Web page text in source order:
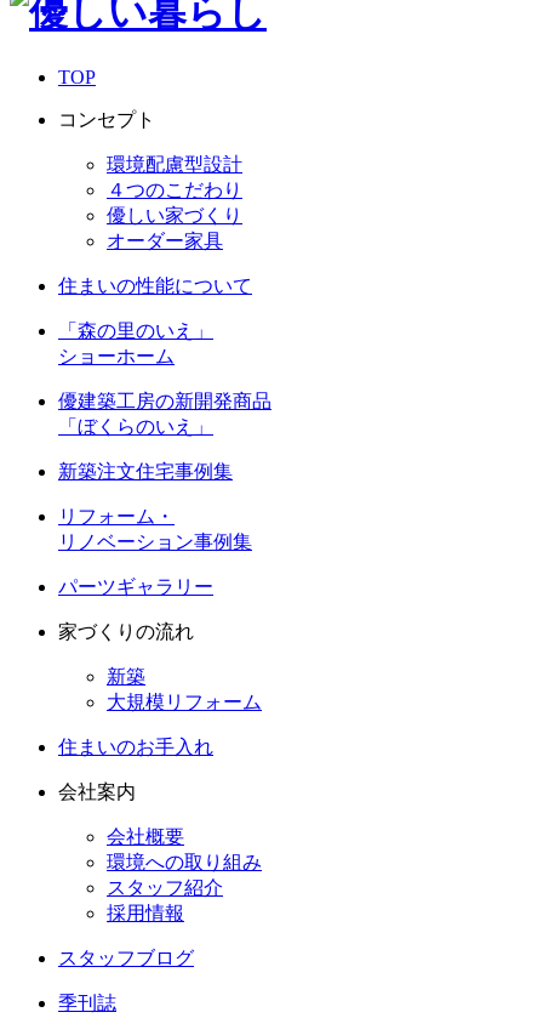
TOP
コンセプト
環境配慮型設計
４つのこだわり
優しい家づくり
オーダー家具
住まいの性能について
「森の里のいえ」
ショーホーム
優建築工房の新開発商品
「ぼくらのいえ」
新築注文住宅事例集
リフォーム・
リノベーション事例集
パーツギャラリー
家づくりの流れ
新築
大規模リフォーム
住まいのお手入れ
会社案内
会社概要
環境への取り組み
スタッフ紹介
採用情報
スタッフブログ
季刊誌